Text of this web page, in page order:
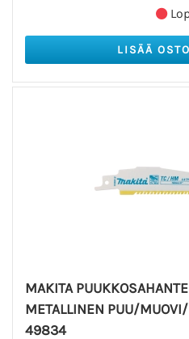
MAKITA
METALLINEN PUU/
49834